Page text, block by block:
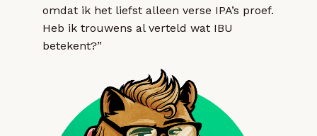
omdat ik het liefst alleen verse IPA’s proef.
Heb ik trouwens al verteld wat IBU
betekent?”